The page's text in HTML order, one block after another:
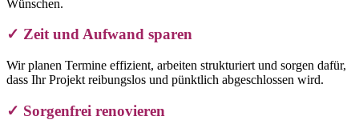
Wünschen.
✓ Zeit und Aufwand sparen
Wir planen Termine effizient, arbeiten strukturiert und sorgen dafür,
dass Ihr Projekt reibungslos und pünktlich abgeschlossen wird.
✓ Sorgenfrei renovieren